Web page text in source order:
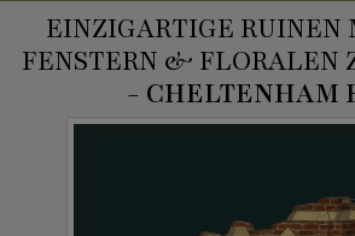
EINZIGARTIGE RUINEN
FENSTERN & FLORALEN
- CHELTENHAM